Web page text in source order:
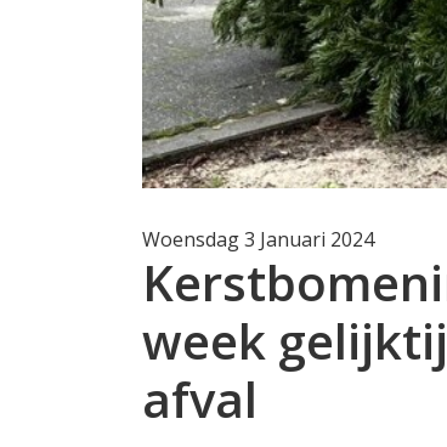
Woensdag 3 Januari 2024
week
afval